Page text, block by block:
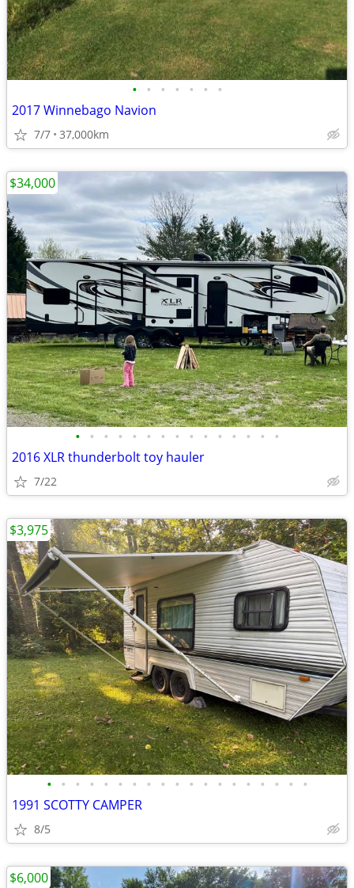
• • • • • • •
2017 Winnebago Navion
7/7 37,000km
• • • • • • • • • • • • • • •
2016 XLR thunderbolt toy hauler
7/22
$34,000
• • • • • • • • • • • • • • • • • • •
1991 SCOTTY CAMPER
8/5
$3,975
$6,000